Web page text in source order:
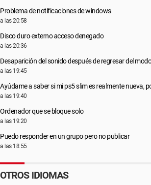
Problema de notificaciones de windows
a las 20:58
Disco duro externo acceso denegado
a las 20:36
Desaparición del sonido después de regresar del
a las 19:45
Ayúdame a saber si mi ps5 slim es realmente nueva,
a las 19:40
Ordenador que se bloque solo
a las 19:20
Puedo responder en un grupo pero no publicar
a las 18:55
OTROS IDIOMAS